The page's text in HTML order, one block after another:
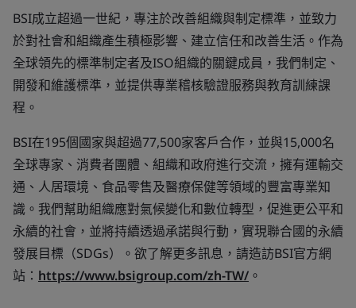
BSI成立超過一世紀，專注於改善組織與制定標準，並致力
於對社會和組織產生積極影響、建立信任和改善生活。作為
全球領先的標準制定者及ISO組織的關鍵成員，我們制定、
開發和維護標準，並提供專業稽核驗證服務與教育訓練課
程。
BSI在195個國家與超過77,500家客戶合作，並與15,000名
全球專家、消費者團體、組織和政府進行交流，擁有運輸交
通、人居環境、食品零售及醫療保健等領域的豐富專業知
識。我們幫助組織應對氣候變化和數位轉型，促進更公平和
永續的社會，並將持續透過承諾與行動，實現聯合國的永續
發展目標（SDGs）。欲了解更多訊息，請造訪BSI官方網
站： https://www.bsigroup.com/zh-TW/ 。